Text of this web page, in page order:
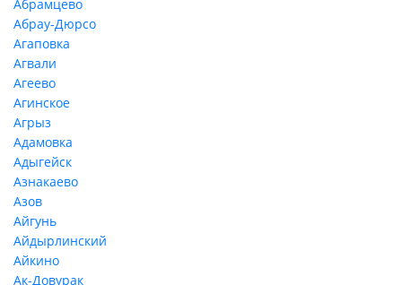
Абрамцево
Абрау-Дюрсо
Агаповка
Агвали
Агеево
Агинское
Агрыз
Адамовка
Адыгейск
Азнакаево
Азов
Айгунь
Айдырлинский
Айкино
Ак-Довурак